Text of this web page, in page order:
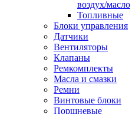
воздух/масло
Топливные
Блоки управления
Датчики
Вентиляторы
Клапаны
Ремкомплекты
Масла и смазки
Ремни
Винтовые блоки
Поршневые